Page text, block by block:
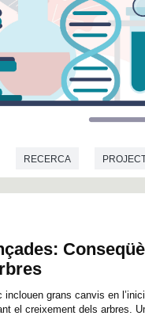
RECERCA
grans canvis en
el creixement dels arbres.